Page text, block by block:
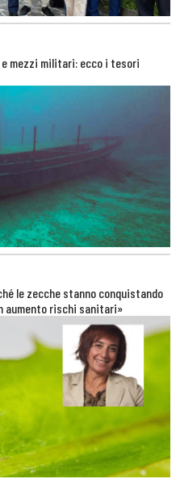
mezzi militari: ecco i tesori
le zecche stanno conquistando
aumento rischi sanitari»